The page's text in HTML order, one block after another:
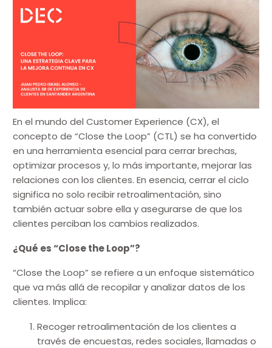
En el mundo del Customer Experience (CX), el
concepto de “Close the Loop” (CTL) se ha convertido
en una herramienta esencial para cerrar brechas,
optimizar procesos y, lo más importante, mejorar las
relaciones con los clientes. En esencia, cerrar el ciclo
significa no solo recibir retroalimentación, sino
también actuar sobre ella y asegurarse de que los
clientes perciban los cambios realizados.
¿Qué es “Close the Loop”?
“Close the Loop” se refiere a un enfoque sistemático
que va más allá de recopilar y analizar datos de los
clientes. Implica:
Recoger retroalimentación de los clientes a
través de encuestas, redes sociales, llamadas o